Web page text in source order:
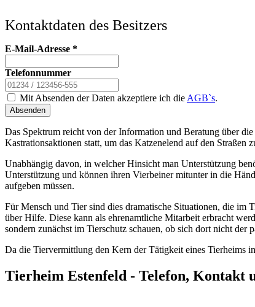
Kontaktdaten des Besitzers
E-Mail-Adresse *
Telefonnummer
Mit Absenden der Daten akzeptiere ich die AGB`s.
Absenden
Das Spektrum reicht von der Information und Beratung über
Kastrationsaktionen statt, um das Katzenelend auf den Straßen
Unabhängig davon, in welcher Hinsicht man Unterstützung
Unterstützung und können ihren Vierbeiner mitunter in die
aufgeben müssen.
Für Mensch und Tier sind dies dramatische Situationen, die im
über Hilfe. Diese kann als ehrenamtliche Mitarbeit erbracht
sondern zunächst im Tierschutz schauen, ob sich dort nicht der
Da die Tiervermittlung den Kern der Tätigkeit eines Tierheims
Tierheim Estenfeld - Telefon, Kontakt